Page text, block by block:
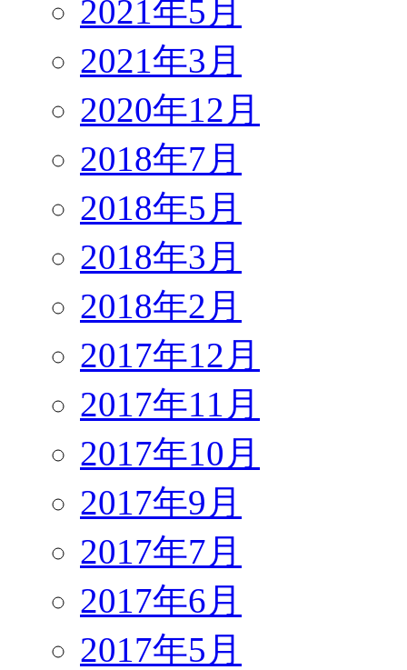
2021年5月
2021年3月
2020年12月
2018年7月
2018年5月
2018年3月
2018年2月
2017年12月
2017年11月
2017年10月
2017年9月
2017年7月
2017年6月
2017年5月